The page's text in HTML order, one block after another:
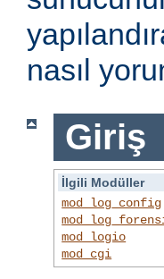
nasıl
Giriş
İlgili Modüller
mod_log_config
mod_logio
mod_cgi